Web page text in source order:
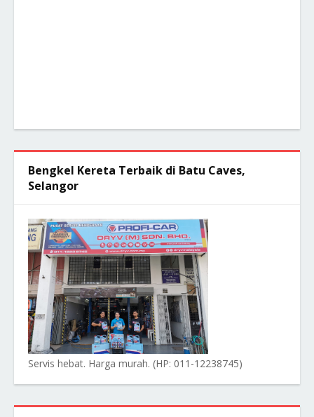
Bengkel Kereta Terbaik di Batu Caves,
Selangor
Servis hebat. Harga murah. (HP: 011-12238745)